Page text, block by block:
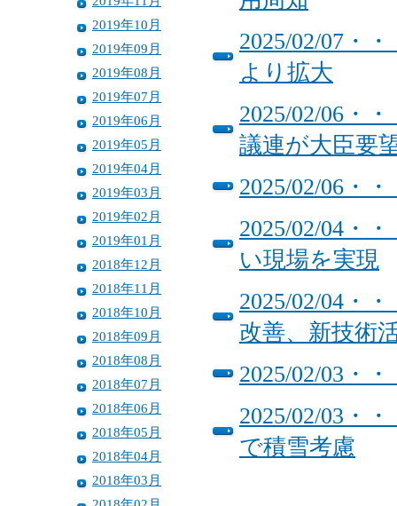
2019年10月
2019年09月
2019年08月
2019年07月
2019年06月
2019年05月
2019年04月
2019年03月
2019年02月
2019年01月
2018年12月
2018年11月
2018年10月
2018年09月
2018年08月
2018年07月
2018年06月
2018年05月
2018年04月
2018年03月
2025/02/07・
より拡大
2025/02/06・
議連が大臣要
2025/02/06・
2025/02/04・
い現場を実現
2025/02/04・
改善、新技術
2025/02/03・
2025/02/03・
で積雪考慮